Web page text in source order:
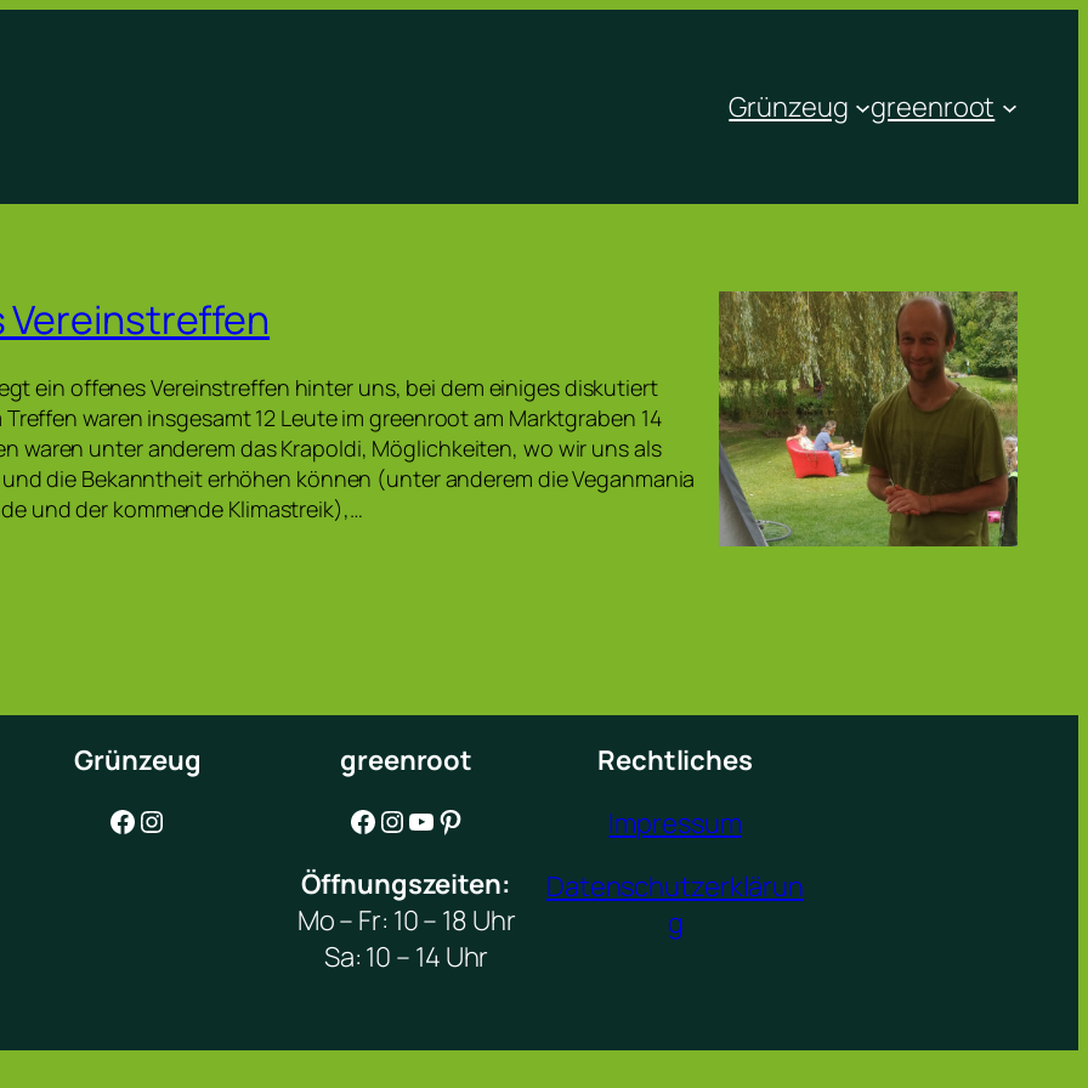
Grünzeug greenroot
Vereinstreffen
ein offenes Vereinstreffen hinter uns, bei dem einiges diskutiert
Treffen waren insgesamt 12 Leute im greenroot am Marktgraben 14
waren unter anderem das Krapoldi, Möglichkeiten, wo wir uns als
die Bekanntheit erhöhen können (unter anderem die Veganmania
und der kommende Klimastreik),…
Grünzeug
Facebook Instagram
greenroot
Facebook Instagram YouTube Pinterest
Öffnungszeiten:
Mo – Fr: 10 – 18 Uhr
Sa: 10 – 14 Uhr
Rechtliches
Impressum
Datenschutzerklärun
g